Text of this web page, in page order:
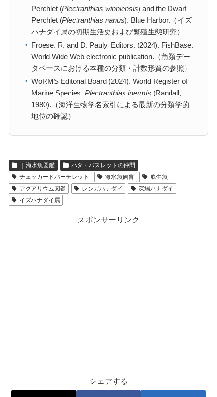
Perchlet (Plectranthias winniensis) and the Dwarf
Perchlet (Plectranthias nanus). Blue Harbor.（イズ
ハナダイ属の初期生活史および繁殖生態研究）
Froese, R. and D. Pauly. Editors. (2024). FishBase.
World Wide Web electronic publication.（魚類デー
タベースにおける本種の分類・計数形質の参照）
WoRMS Editorial Board (2024). World Register of
Marine Species. Plectranthias inermis (Randall,
1980).（海洋生物学名索引による最新の分類学的
地位の確認）
｜海水魚図鑑
ハタ・バスレットの仲間
チェッカードパーチレット
海水魚飼育
底生魚
アクアリウム図鑑
レンガハナダイ
深場ハナダイ
イズハナダイ属
スポンサーリンク
シェアする